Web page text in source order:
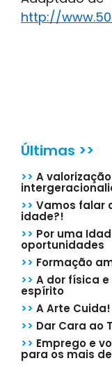
http://
Últimas >>
>> A
>> Vamos falar
idade?!
>> Por uma
oportunidades
>> Formação
>> A dor física
espírito
>> A Arte Cuida!
>> Dar Cara ao
>> Emprego e
para os mais